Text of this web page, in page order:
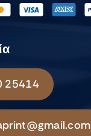
25414